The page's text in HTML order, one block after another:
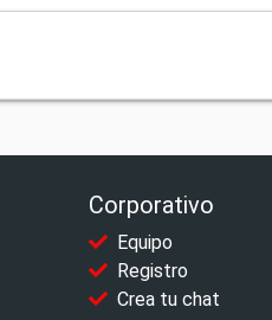
Corporativo
Equipo
Registro
Crea tu chat